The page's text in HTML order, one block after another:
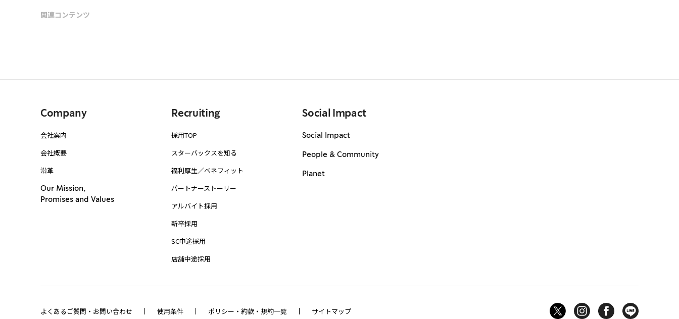
関連コンテンツ
Company
会社案内
会社概要
沿革
Our Mission,
Promises and Values
Recruiting
採用TOP
スターバックスを知る
福利厚生／ベネフィット
パートナーストーリー
アルバイト採用
新卒採用
SC中途採用
店舗中途採用
Social Impact
Social Impact
People & Community
Planet
よくあるご質問・お問い合わせ 使用条件 ポリシー・約款・規約一覧 サイトマップ